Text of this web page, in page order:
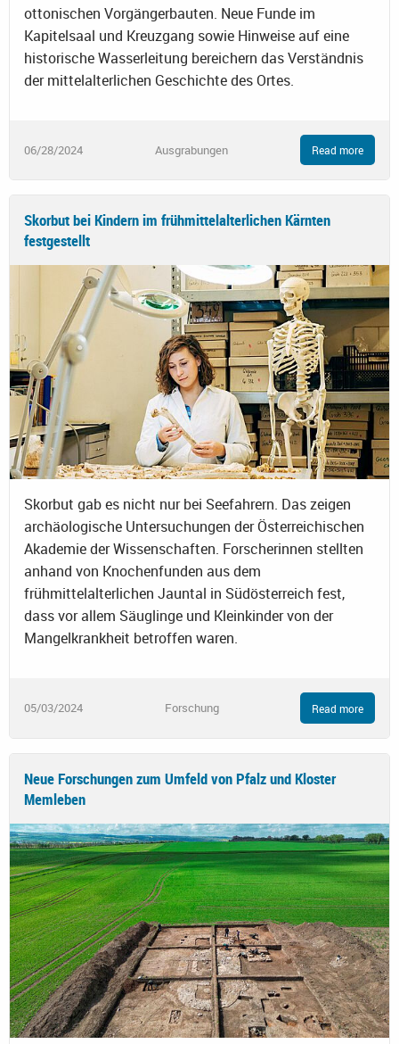
ottonischen Vorgängerbauten. Neue Funde im
Kapitelsaal und Kreuzgang sowie Hinweise auf eine
historische Wasserleitung bereichern das Verständnis
der mittelalterlichen Geschichte des Ortes.
06/28/2024 Ausgrabungen Read more
Skorbut bei Kindern im frühmittelalterlichen Kärnten
festgestellt
Skorbut gab es nicht nur bei Seefahrern. Das zeigen
archäologische Untersuchungen der Österreichischen
Akademie der Wissenschaften. Forscherinnen stellten
anhand von Knochenfunden aus dem
frühmittelalterlichen Jauntal in Südösterreich fest,
dass vor allem Säuglinge und Kleinkinder von der
Mangelkrankheit betroffen waren.
05/03/2024 Forschung Read more
Neue Forschungen zum Umfeld von Pfalz und Kloster
Memleben